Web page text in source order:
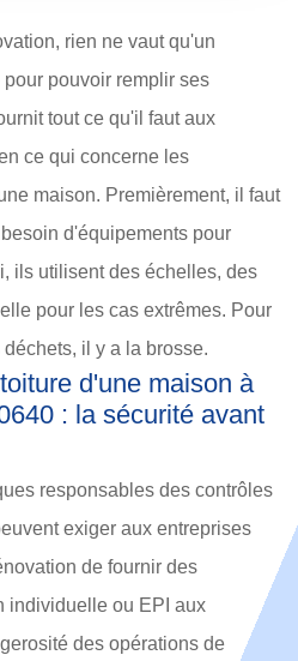
rien ne vaut qu'un
pouvoir remplir ses
tout ce qu'il faut aux
ce qui concerne les
maison. Premièrement, il faut
d'équipements pour
ils utilisent des échelles, des
pour les cas extrêmes. Pour
il y a la brosse.
d'une maison à
: la sécurité avant
responsables des contrôles
exiger aux entreprises
de fournir des
individuelle ou EPI aux
des opérations de